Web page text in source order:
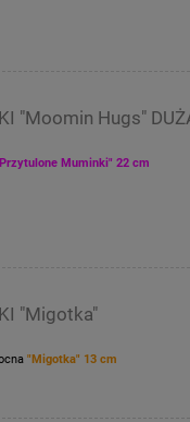
"Moomin Hugs"
Muminki" 22 cm
"Migotka"
"Migotka" 13 cm